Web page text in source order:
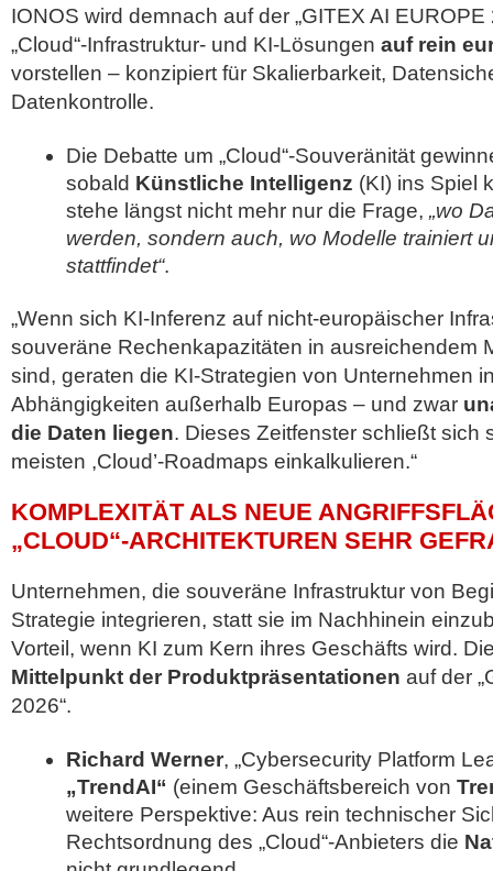
IONOS wird demnach auf der „GITEX AI
„Cloud“-Infrastruktur- und KI-Lösungen auf rein
vorstellen – konzipiert für Skalierbarkeit,
Datenkontrolle.
Die Debatte um „Cloud“-Souveränität
sobald Künstliche Intelligenz (KI) ins Spiel
stehe längst nicht mehr nur die Frage, „wo
werden, sondern auch, wo Modelle trainiert
stattfindet“.
„Wenn sich KI-Inferenz auf nicht-europäischer
souveräne Rechenkapazitäten in ausreichendem
sind, geraten die KI-Strategien von Unternehmen
Abhängigkeiten außerhalb Europas – und zwar
die Daten liegen. Dieses Zeitfenster schließt sich
meisten ,Cloud’-Roadmaps einkalkulieren.“
KOMPLEXITÄT ALS NEUE
„CLOUD“-ARCHITEKTUREN SEHR
Unternehmen, die souveräne Infrastruktur von
Strategie integrieren, statt sie im Nachhinein
Vorteil, wenn KI zum Kern ihres Geschäfts wird.
Mittelpunkt der Produktpräsentationen auf der
2026“.
Richard Werner, „Cybersecurity Platform
„TrendAI“ (einem Geschäftsbereich von
weitere Perspektive: Aus rein technischer
Rechtsordnung des „Cloud“-Anbieters die